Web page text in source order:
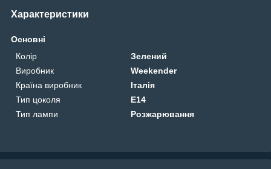
Характеристики
Основні
Колір
Зелений
Виробник
Weekender
Країна виробник
Італія
Тип цоколя
E14
Тип лампи
Розжарювання